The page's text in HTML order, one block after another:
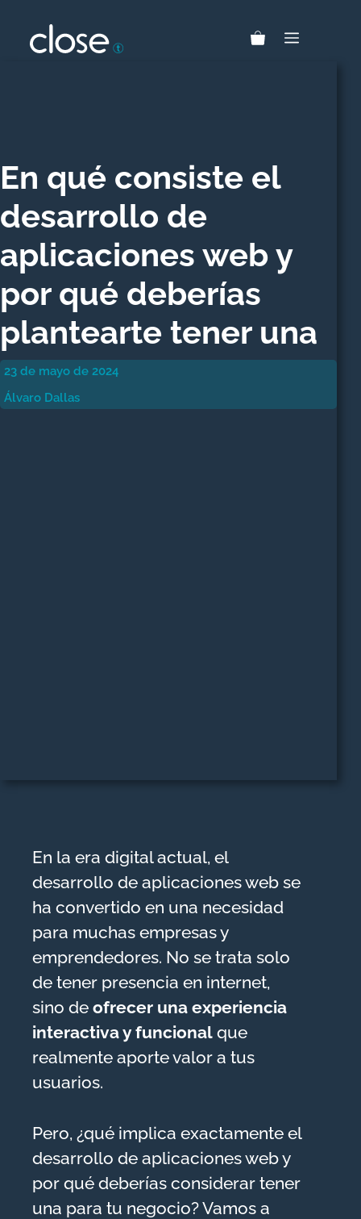
MENÚ
En qué consiste el
desarrollo de
aplicaciones web y
por qué deberías
plantearte tener una
23 de mayo de 2024
Álvaro Dallas
En la era digital actual, el
desarrollo de aplicaciones web se
ha convertido en una necesidad
para muchas empresas y
emprendedores. No se trata solo
de tener presencia en internet,
sino de ofrecer una experiencia
interactiva y funcional que
realmente aporte valor a tus
usuarios.
Pero, ¿qué implica exactamente el
desarrollo de aplicaciones web y
por qué deberías considerar tener
una para tu negocio? Vamos a